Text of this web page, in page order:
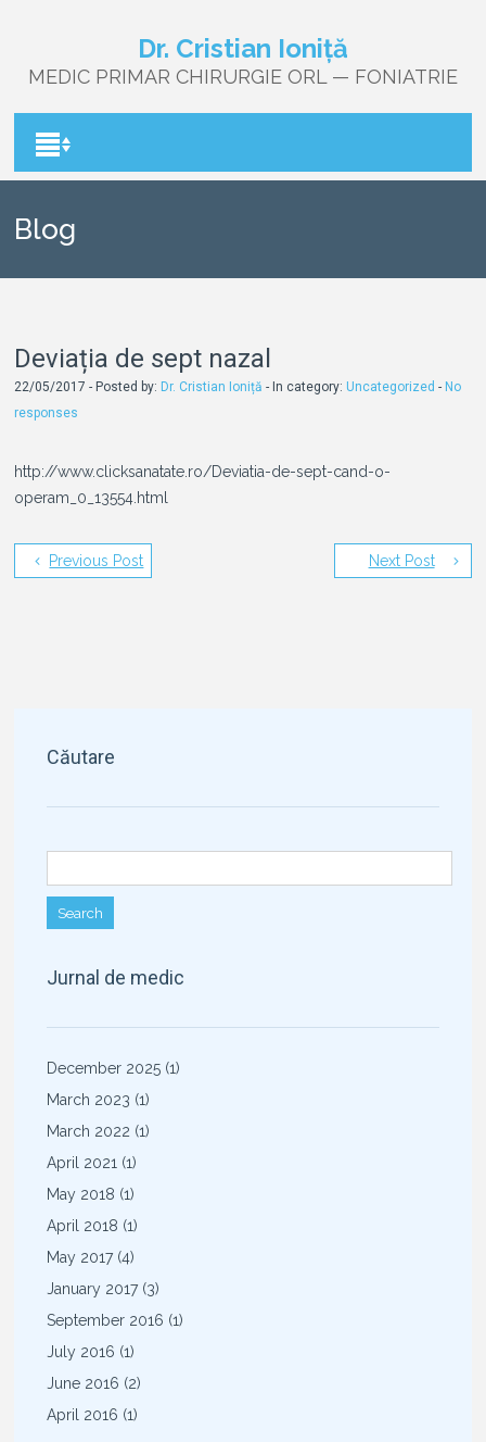
Dr. Cristian Ioniță
MEDIC PRIMAR CHIRURGIE ORL — FONIATRIE
Blog
Deviația de sept nazal
22/05/2017 - Posted by: Dr. Cristian Ioniță - In category: Uncategorized - No
responses
http://www.clicksanatate.ro/Deviatia-de-sept-cand-o-
operam_0_13554.html
Next Post
Previous Post
Căutare
Jurnal de medic
December 2025 (1)
March 2023 (1)
March 2022 (1)
April 2021 (1)
May 2018 (1)
April 2018 (1)
May 2017(4)
January 2017(3)
September 2016 (1)
July 2016 (1)
June 2016 (2)
April 2016 (1)